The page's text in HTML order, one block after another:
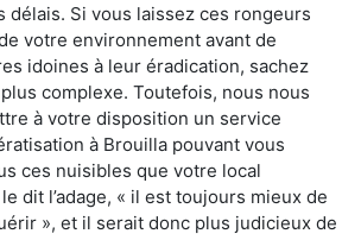
délais. Si vous laissez ces rongeurs
votre environnement avant de
idoines à leur éradication, sachez
complexe. Toutefois, nous nous
à votre disposition un service
à Brouilla pouvant vous
ces nuisibles que votre local
dit l’adage, « il est toujours mieux de
», et il serait donc plus judicieux de